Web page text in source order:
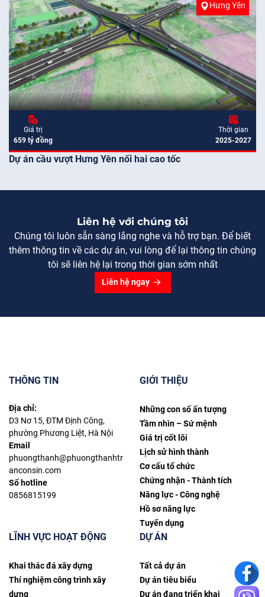
Hưng Yên
Giá trị
659 tỷ đồng
Thời gian
2025-2027
Dự án cầu vượt Hưng Yên nối hai cao tốc
Liên hệ với chúng tôi
Chúng tôi luôn sẵn sàng lắng nghe và hỗ trợ bạn. Để biết
thêm thông tin về các dự án, vui lòng để lại thông tin chúng
tôi sẽ liên hệ lại trong thời gian sớm nhất
Liên hệ ngay
THÔNG TIN
Địa chỉ:
D3 Nơ 15, ĐTM Định Công,
phường Phương Liệt, Hà Nội
Email
phuongthanh@phuongthanhtr
anconsin.com
Số hotline
0856815199
GIỚI THIỆU
Những con số ấn tượng
Tầm nhìn – Sứ mệnh
Giá trị cốt lõi
Lịch sử hình thành
Cơ cấu tổ chức
Chứng nhận - Thành tích
Năng lực - Công nghệ
Hồ sơ năng lực
Tuyển dụng
LĨNH VỰC HOẠT ĐỘNG
Khai thác đá xây dựng
Thí nghiệm công trình xây
dựng
DỰ ÁN
Tất cả dự án
Dự án tiêu biểu
Dự án đang triển khai